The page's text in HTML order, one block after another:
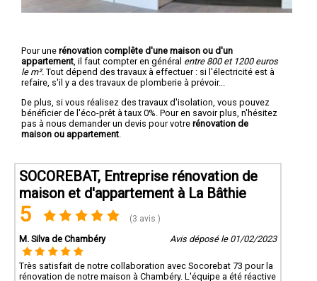
Pour une rénovation complête d'une maison ou d'un
appartement , il faut compter en général entre 800 et 1200 euros
le m². Tout dépend des travaux à effectuer : si l'électricité est à
refaire, s'il y a des travaux de plomberie à prévoir...
De plus, si vous réalisez des travaux d'isolation, vous pouvez
bénéficier de l'éco-prêt à taux 0%. Pour en savoir plus, n'hésitez
pas à nous demander un devis pour votre rénovation de
maison ou appartement
SOCOREBAT, Entreprise rénovation de
maison et d'appartement à La Bâthie
5 (3 avis )
M. Silva de Chambéry Avis déposé le 01/02/2023
Très satisfait de notre collaboration avec Socorebat 73 pour la
rénovation de notre maison à Chambéry. L'équipe a été réactive